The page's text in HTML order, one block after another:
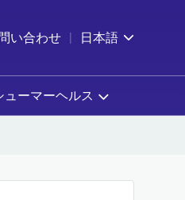
い合わせ 日本語
ューマーヘルス